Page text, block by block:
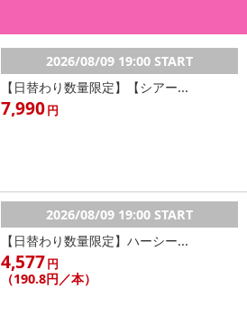
2026/08/09 19:00 START
【日替わり数量限定】【シアー...
7,990円
2026/08/09 19:00 START
【日替わり数量限定】ハーシー...
4,577円
（190.8円／本）